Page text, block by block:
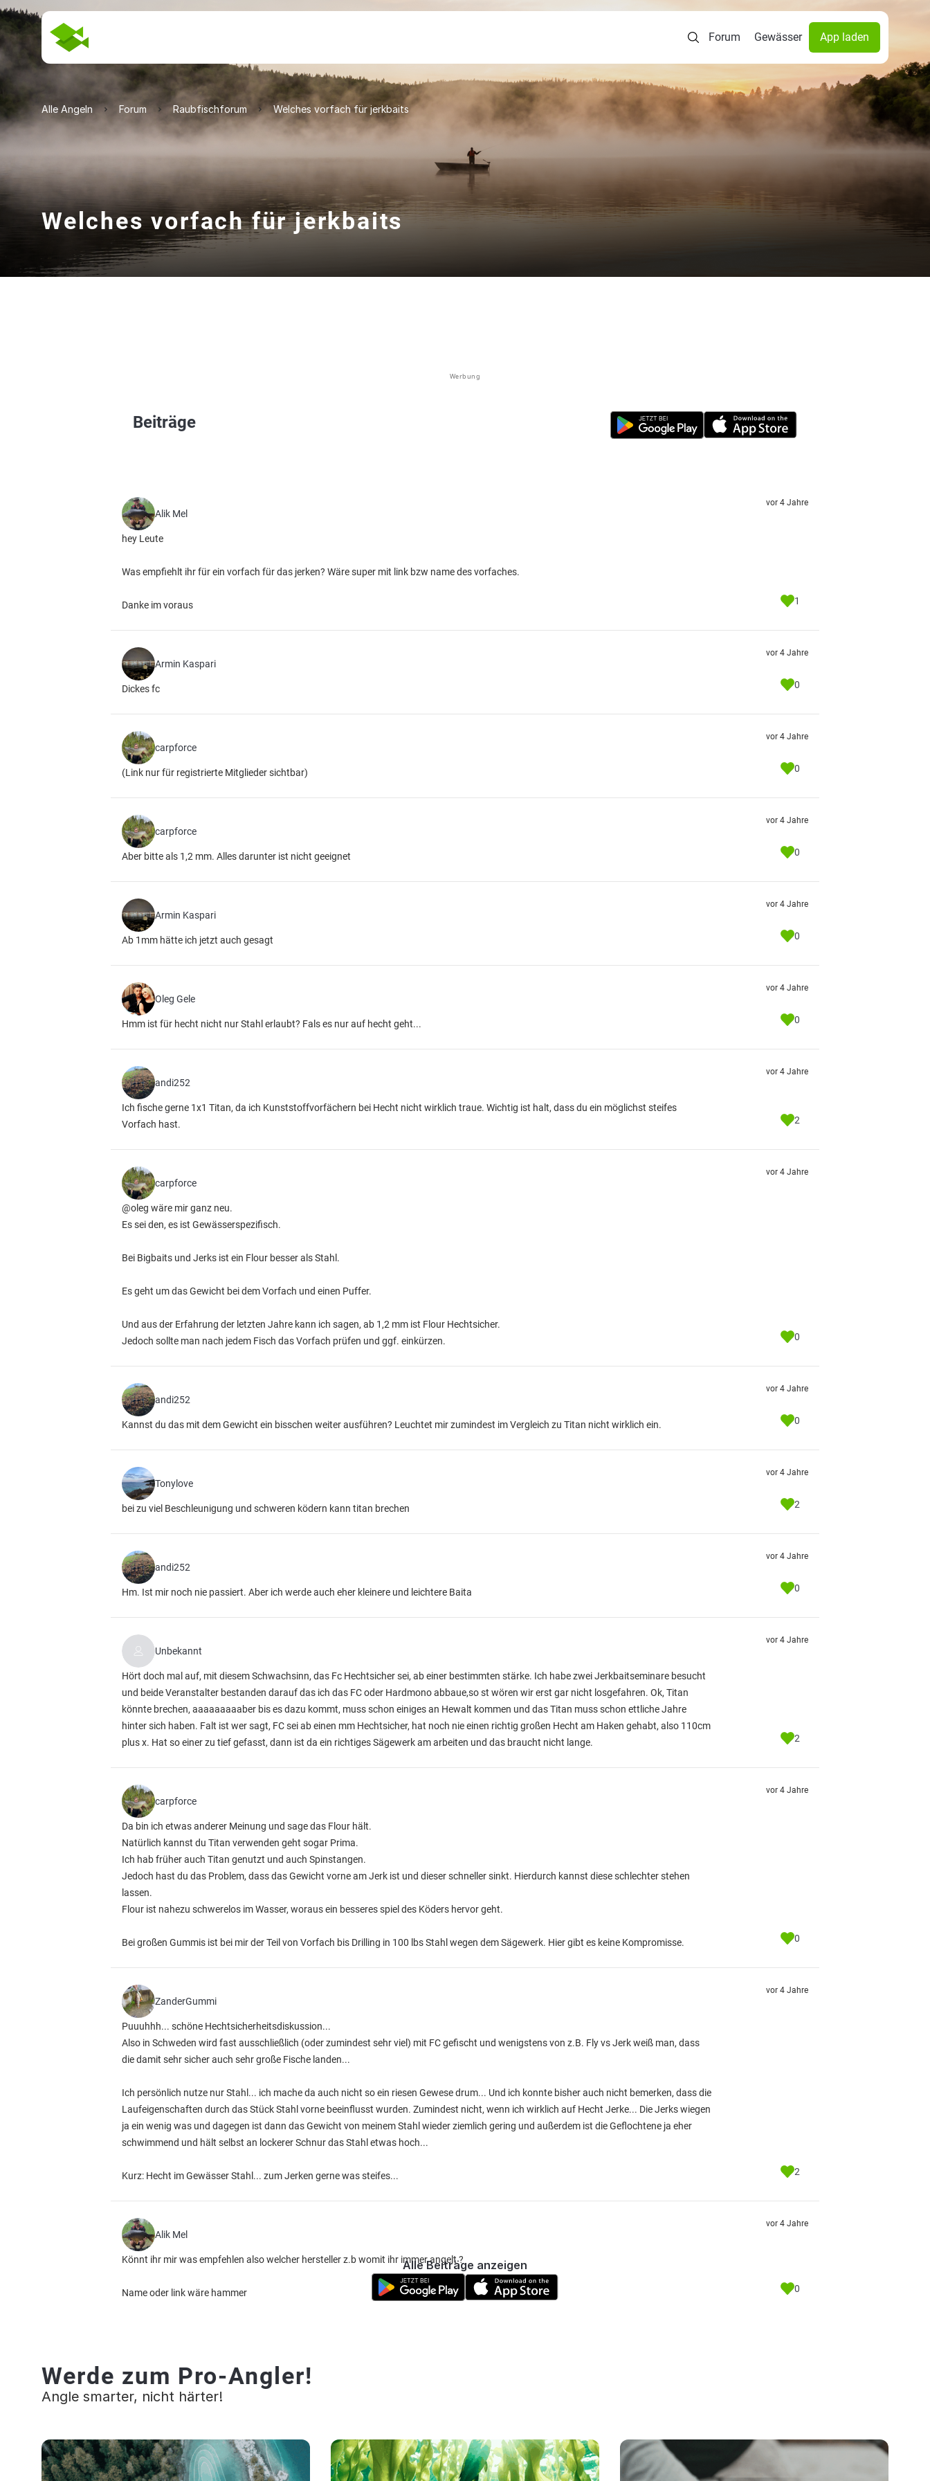
Forum Gewässer App laden
Alle Angeln Forum Raubfischforum Welches vorfach für jerkbaits
Welches vorfach für jerkbaits
Werbung
Beiträge
Alik Mel
hey Leute
Was empfiehlt ihr für ein vorfach für das jerken? Wäre super mit link bzw name des vorfaches.
Danke im voraus
vor 4 Jahre
1
Armin Kaspari
Dickes fc
vor 4 Jahre
0
carpforce
(Link nur für registrierte Mitglieder sichtbar)
vor 4 Jahre
0
carpforce
Aber bitte als 1,2 mm. Alles darunter ist nicht geeignet
vor 4 Jahre
0
Armin Kaspari
Ab 1mm hätte ich jetzt auch gesagt
vor 4 Jahre
0
Oleg Gele
Hmm ist für hecht nicht nur Stahl erlaubt? Fals es nur auf hecht geht...
vor 4 Jahre
0
andi252
Ich fische gerne 1x1 Titan, da ich Kunststoffvorfächern bei Hecht nicht wirklich traue. Wichtig ist halt, dass du ein möglichst steifes
Vorfach hast.
vor 4 Jahre
2
carpforce
@oleg wäre mir ganz neu.
Es sei den, es ist Gewässerspezifisch.
Bei Bigbaits und Jerks ist ein Flour besser als Stahl.
Es geht um das Gewicht bei dem Vorfach und einen Puffer.
Und aus der Erfahrung der letzten Jahre kann ich sagen, ab 1,2 mm ist Flour Hechtsicher.
Jedoch sollte man nach jedem Fisch das Vorfach prüfen und ggf. einkürzen.
vor 4 Jahre
0
andi252
Kannst du das mit dem Gewicht ein bisschen weiter ausführen? Leuchtet mir zumindest im Vergleich zu Titan nicht wirklich ein.
vor 4 Jahre
0
Tonylove
bei zu viel Beschleunigung und schweren ködern kann titan brechen
vor 4 Jahre
2
andi252
Hm. Ist mir noch nie passiert. Aber ich werde auch eher kleinere und leichtere Baita
vor 4 Jahre
0
Unbekannt
Hört doch mal auf, mit diesem Schwachsinn, das Fc Hechtsicher sei, ab einer bestimmten stärke. Ich habe zwei Jerkbaitseminare besucht
und beide Veranstalter bestanden darauf das ich das FC oder Hardmono abbaue,so st wören wir erst gar nicht losgefahren. Ok, Titan
könnte brechen, aaaaaaaaaber bis es dazu kommt, muss schon einiges an Hewalt kommen und das Titan muss schon ettliche Jahre
hinter sich haben. Falt ist wer sagt, FC sei ab einen mm Hechtsicher, hat noch nie einen richtig großen Hecht am Haken gehabt, also 110cm
plus x. Hat so einer zu tief gefasst, dann ist da ein richtiges Sägewerk am arbeiten und das braucht nicht lange.
vor 4 Jahre
2
carpforce
Da bin ich etwas anderer Meinung und sage das Flour hält.
Natürlich kannst du Titan verwenden geht sogar Prima.
Ich hab früher auch Titan genutzt und auch Spinstangen.
Jedoch hast du das Problem, dass das Gewicht vorne am Jerk ist und dieser schneller sinkt. Hierdurch kannst diese schlechter stehen
lassen.
Flour ist nahezu schwerelos im Wasser, woraus ein besseres spiel des Köders hervor geht.
Bei großen Gummis ist bei mir der Teil von Vorfach bis Drilling in 100 lbs Stahl wegen dem Sägewerk. Hier gibt es keine Kompromisse.
vor 4 Jahre
0
ZanderGummi
Puuuhhh... schöne Hechtsicherheitsdiskussion...
Also in Schweden wird fast ausschließlich (oder zumindest sehr viel) mit FC gefischt und wenigstens von z.B. Fly vs Jerk weiß man, dass
die damit sehr sicher auch sehr große Fische landen...
Ich persönlich nutze nur Stahl... ich mache da auch nicht so ein riesen Gewese drum... Und ich konnte bisher auch nicht bemerken, dass die
Laufeigenschaften durch das Stück Stahl vorne beeinflusst wurden. Zumindest nicht, wenn ich wirklich auf Hecht Jerke... Die Jerks wiegen
ja ein wenig was und dagegen ist dann das Gewicht von meinem Stahl wieder ziemlich gering und außerdem ist die Geflochtene ja eher
schwimmend und hält selbst an lockerer Schnur das Stahl etwas hoch...
Kurz: Hecht im Gewässer Stahl... zum Jerken gerne was steifes...
vor 4 Jahre
2
Alik Mel
Könnt ihr mir was empfehlen also welcher hersteller z.b womit ihr immer angelt ?
Name oder link wäre hammer
vor 4 Jahre
0
Alle Beiträge anzeigen
Werde zum Pro-Angler!
Angle smarter, nicht härter!